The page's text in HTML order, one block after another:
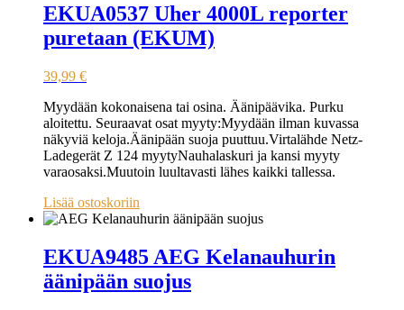
EKUA0537 Uher 4000L reporter
puretaan (EKUM)
39,99 €
Myydään kokonaisena tai osina. Äänipäävika. Purku
aloitettu. Seuraavat osat myyty:Myydään ilman kuvassa
näkyviä keloja.Äänipään suoja puuttuu.Virtalähde Netz-
Ladegerät Z 124 myytyNauhalaskuri ja kansi myyty
varaosaksi.Muutoin luultavasti lähes kaikki tallessa.
Lisää ostoskoriin
EKUA9485 AEG Kelanauhurin
äänipään suojus